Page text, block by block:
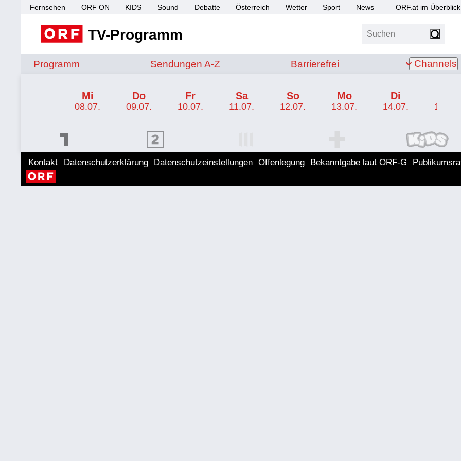
Fernsehen ORF ON KIDS Sound Debatte Österreich Wetter Sport News ORF.at im Überblick
TV-Programm Suchen
Programm Sendungen von A bis Z
Sendungen A-Z Barrierefrei
Barrierefrei Channels
Mi
08.07.
Do
09.07.
Fr
10.07.
Sa
11.07.
So
12.07.
Mo
13.07.
Di
14.07. 15.07.
ORF 2 Programm ORF KIDS Programm
Kontakt Datenschutzerklärung Datenschutzeinstellungen Offenlegung Bekanntgabe laut ORF-G